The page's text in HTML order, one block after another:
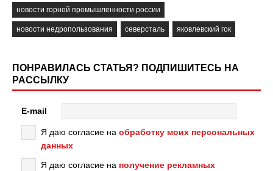
новости горной промышленности россии
новости недропользования северсталь яковлевский гок
ПОНРАВИЛАСЬ СТАТЬЯ? ПОДПИШИТЕСЬ НА
РАССЫЛКУ
E-mail
Я даю согласие на обработку моих персональных
данных
Я даю согласие на получение рекламных